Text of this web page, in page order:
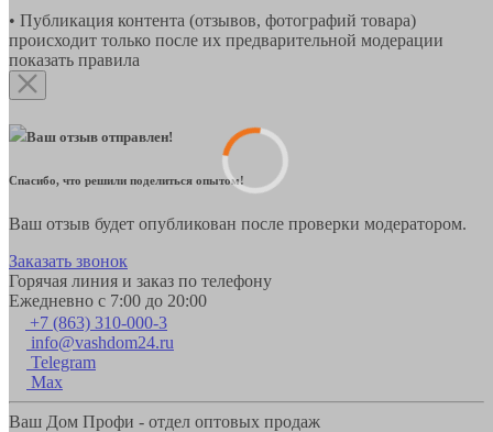
• Публикация контента (отзывов, фотографий товара)
происходит только после их предварительной модерации
показать правила
Ваш отзыв отправлен!
Спасибо, что решили поделиться опытом!
Ваш отзыв будет опубликован после проверки модератором.
Заказать звонок
Горячая линия и заказ по телефону
Ежедневно с 7:00 до 20:00
+7 (863) 310-000-3
info@vashdom24.ru
Telegram
Max
Ваш Дом Профи - отдел оптовых продаж